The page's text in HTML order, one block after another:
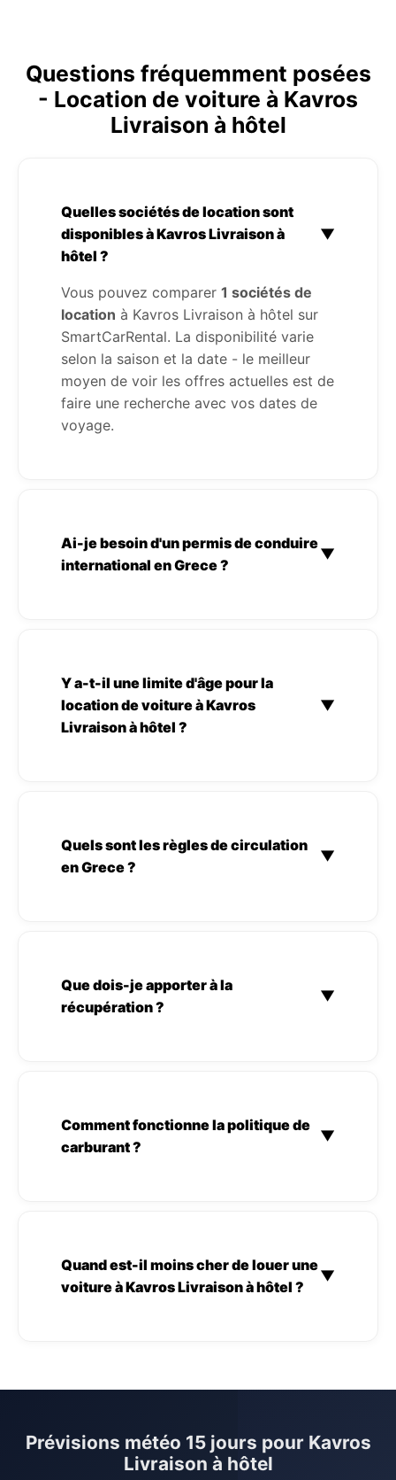
Questions fréquemment posées
- Location de voiture à Kavros
Livraison à hôtel
Quelles sociétés de location sont
disponibles à Kavros Livraison à
hôtel ?
▼
Vous pouvez comparer 1 sociétés de
location à Kavros Livraison à hôtel sur
SmartCarRental. La disponibilité varie
selon la saison et la date - le meilleur
moyen de voir les offres actuelles est de
faire une recherche avec vos dates de
voyage.
Ai-je besoin d'un permis de conduire
international en Grece ?
▼
Y a-t-il une limite d'âge pour la
location de voiture à Kavros
Livraison à hôtel ?
▼
Quels sont les règles de circulation
en Grece ?
▼
Que dois-je apporter à la
récupération ?
▼
Comment fonctionne la politique de
carburant ?
▼
Quand est-il moins cher de louer une
voiture à Kavros Livraison à hôtel ?
▼
Prévisions météo 15 jours pour Kavros
Livraison à hôtel